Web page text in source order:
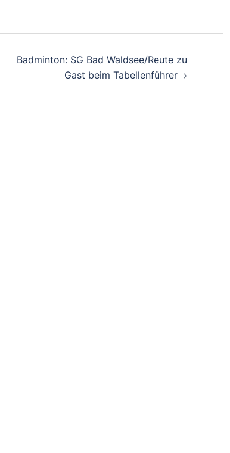
Badminton: SG Bad Waldsee/Reute zu
Gast beim Tabellenführer